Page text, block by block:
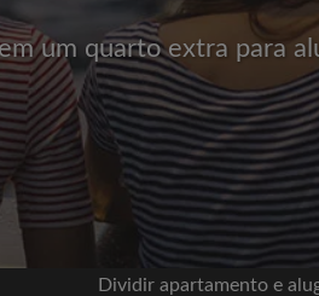
um quarto extra para
o Facebook
linha do tempo sem
quarto
Dividir apartamento e